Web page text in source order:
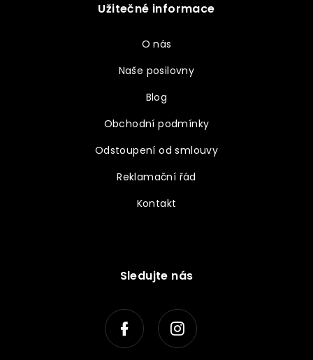
Užitečné informace
O nás
Naše posilovny
Blog
Obchodní podmínky
Odstoupení od smlouvy
Reklamační řád
Kontakt
Sledujte nás